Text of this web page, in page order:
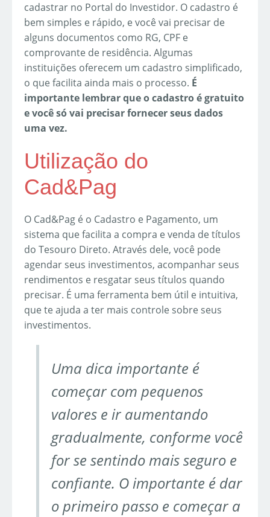
cadastrar no Portal do Investidor. O cadastro é
bem simples e rápido, e você vai precisar de
alguns documentos como RG, CPF e
comprovante de residência. Algumas
instituições oferecem um cadastro simplificado,
o que facilita ainda mais o processo. É
importante lembrar que o cadastro é gratuito
e você só vai precisar fornecer seus dados
uma vez.
Utilização do
Cad&Pag
O Cad&Pag é o Cadastro e Pagamento, um
sistema que facilita a compra e venda de títulos
do Tesouro Direto. Através dele, você pode
agendar seus investimentos, acompanhar seus
rendimentos e resgatar seus títulos quando
precisar. É uma ferramenta bem útil e intuitiva,
que te ajuda a ter mais controle sobre seus
investimentos.
Uma dica importante é
começar com pequenos
valores e ir aumentando
gradualmente, conforme você
for se sentindo mais seguro e
confiante. O importante é dar
o primeiro passo e começar a